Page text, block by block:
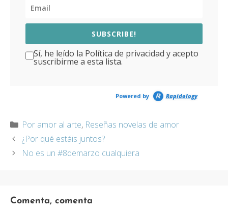
SUBSCRIBE!
Sí, he leído la Política de privacidad y acepto
suscribirme a esta lista.
Powered by Rapidology
Categorías
Por amor al arte, Reseñas novelas de amor
¿Por qué estáis juntos?
No es un #8demarzo cualquiera
Comenta, comenta